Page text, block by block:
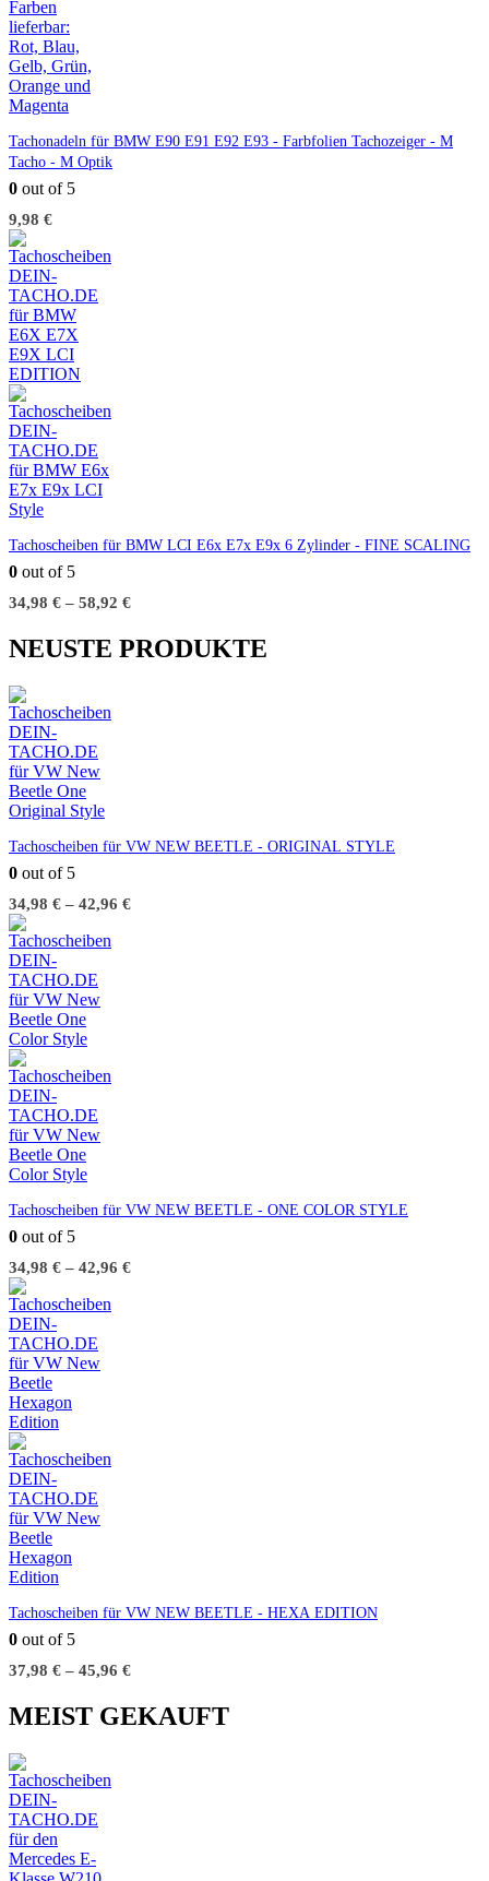
Tachonadeln für BMW E90 E91 E92 E93 - Farbfolien Tachozeiger - M
Tacho - M Optik
0 out of 5
9,98 €
Tachoscheiben für BMW LCI E6x E7x E9x 6 Zylinder - FINE SCALING
0 out of 5
34,98 € – 58,92 €
NEUSTE PRODUKTE
Tachoscheiben für VW NEW BEETLE - ORIGINAL STYLE
0 out of 5
34,98 € – 42,96 €
Tachoscheiben für VW NEW BEETLE - ONE COLOR STYLE
0 out of 5
34,98 € – 42,96 €
Tachoscheiben für VW NEW BEETLE - HEXA EDITION
0 out of 5
37,98 € – 45,96 €
MEIST GEKAUFT